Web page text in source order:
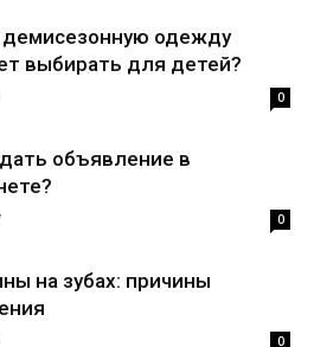
демисезонную одежду
выбирать для детей?
0
объявление в
0
на зубах: причины
0